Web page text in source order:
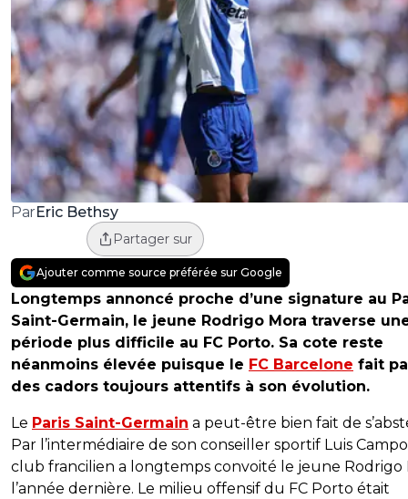
ParEric Bethsy
Partager sur
Ajouter comme source préférée sur Google
Longtemps annoncé proche d’une signature au
Saint-Germain, le jeune Rodrigo Mora traverse
période plus difficile au FC Porto. Sa cote reste
néanmoins élevée puisque le FC Barcelone fait
des cadors toujours attentifs à son évolution.
Le Paris Saint-Germain a peut-être bien fait de
Par l’intermédiaire de son conseiller sportif Luis
club francilien a longtemps convoité le jeune Rodrigo
l’année dernière. Le milieu offensif du FC Porto était